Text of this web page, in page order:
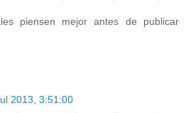
piensen mejor antes de publicar
2013, 3:51:00